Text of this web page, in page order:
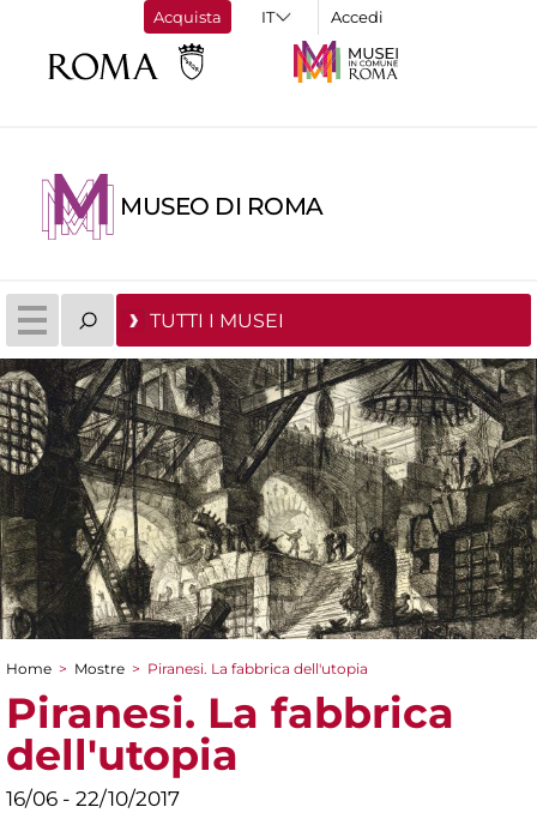
Acquista Accedi
MUSEO DI ROMA
TUTTI I MUSEI
Tu sei qui
Home > Mostre > Piranesi. La fabbrica dell'utopia
Piranesi. La fabbrica
dell'utopia
16/06 - 22/10/2017